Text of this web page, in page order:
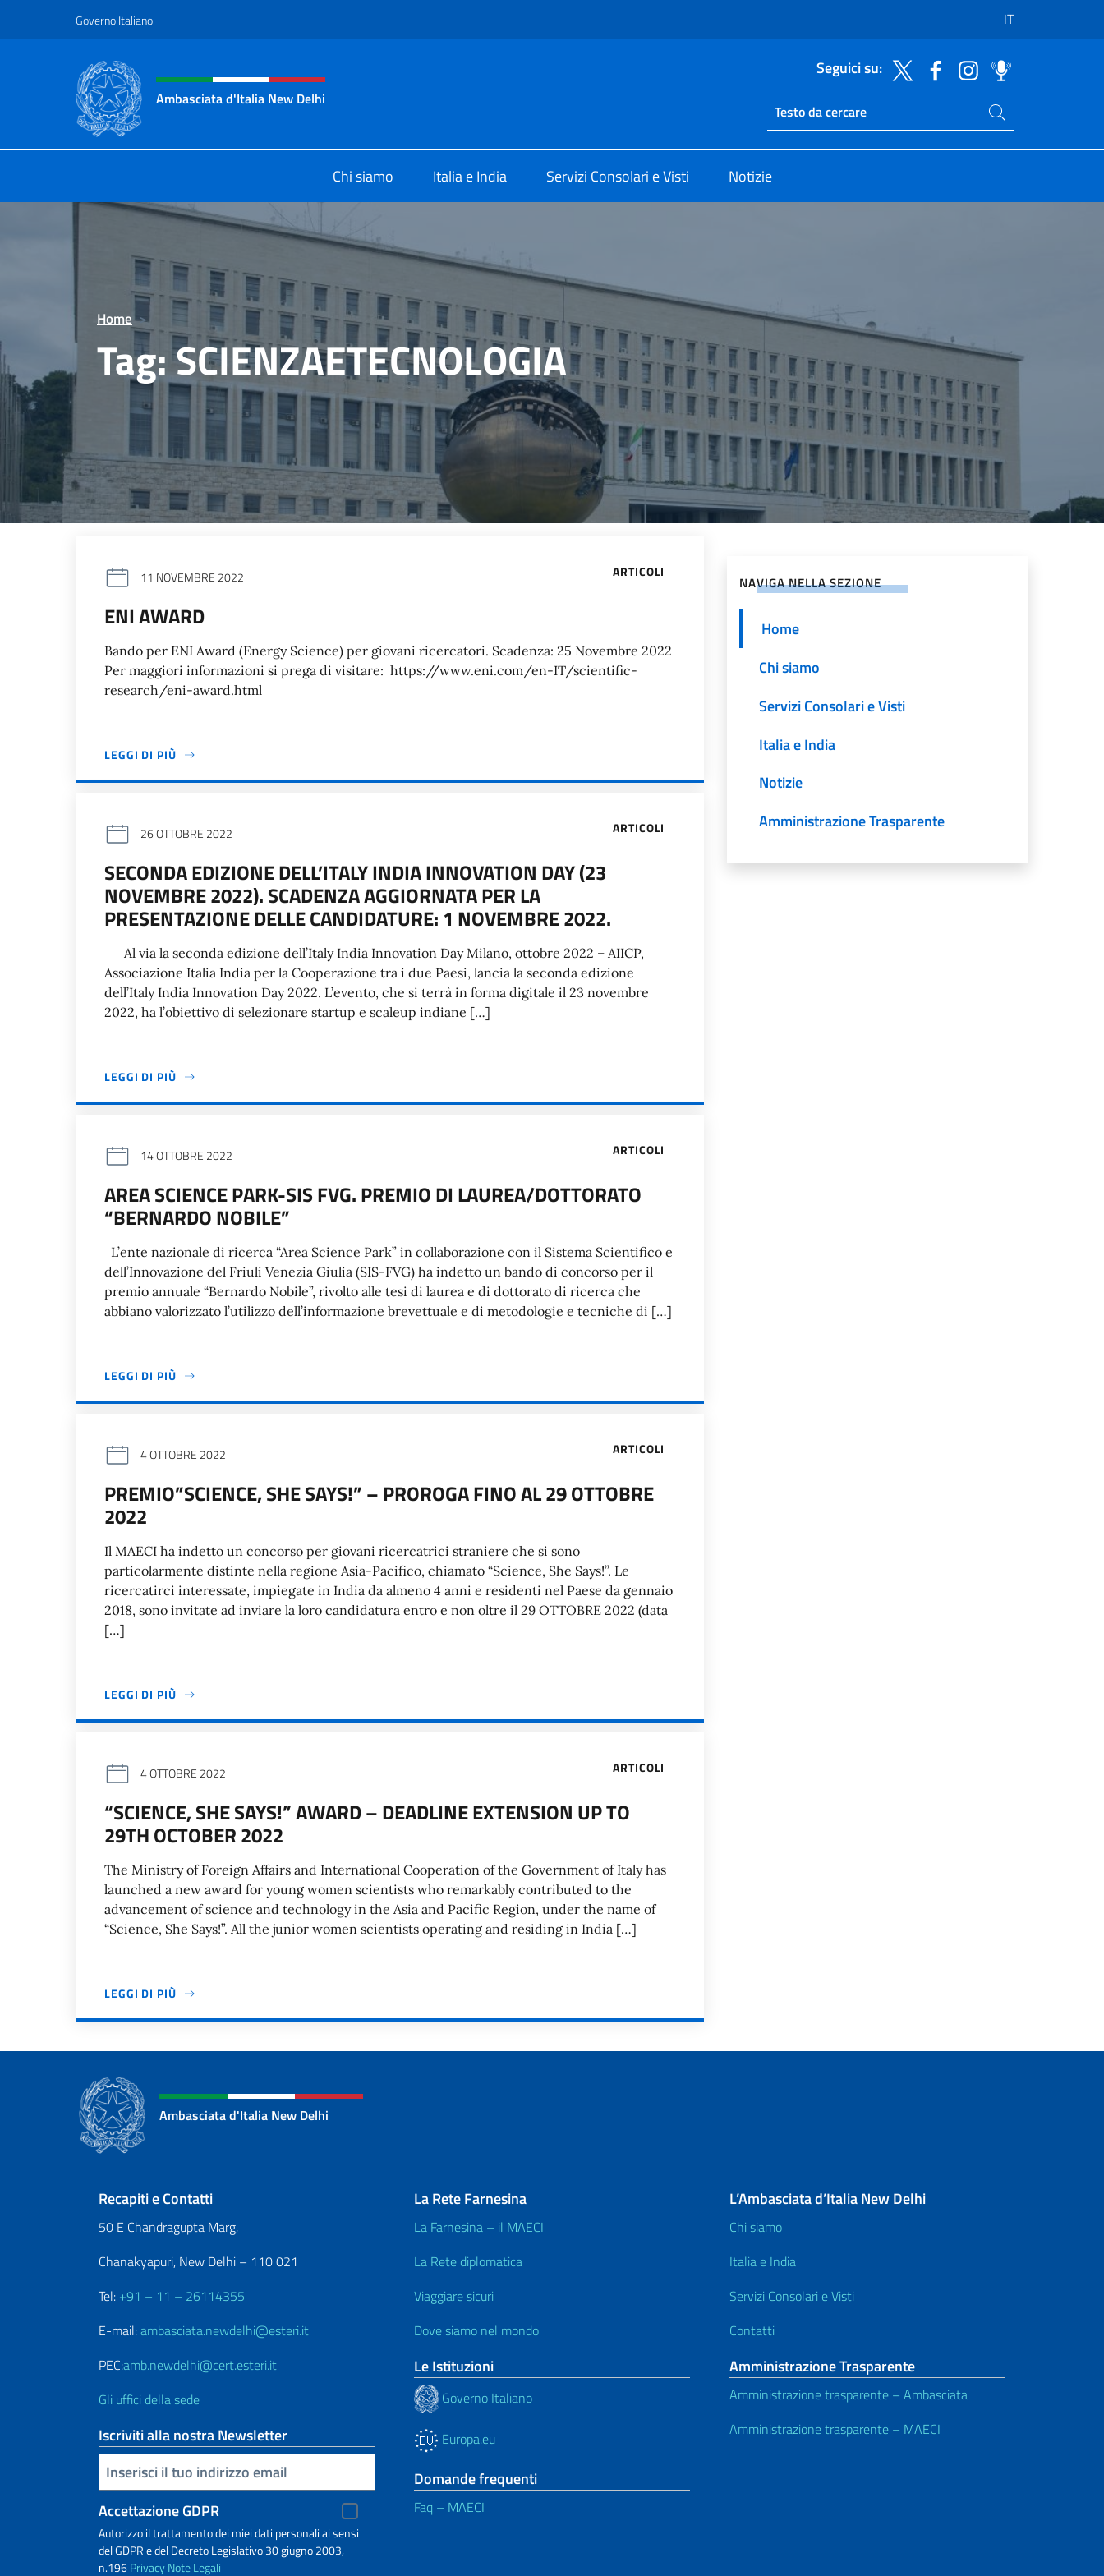
Governo Italiano IT
Intestazione sito, social e menù
Ambasciata d'Italia New Delhi
Seguici su:
Ricerca sito live
Cerca nel sito
Chi siamo Italia e India Servizi Consolari e Visti Notizie
Home >
Tag:SCIENZAETECNOLOGIA
ARTICOLI
11 NOVEMBRE 2022
ENI AWARD
Bando per ENI Award (Energy Science) per giovani ricercatori. Scadenza: 25 Novembre 2022
Per maggiori informazioni si prega di visitare: https://www.eni.com/en-IT/scientific-
research/eni-award.html
LEGGI DI PIÙ
ARTICOLI
26 OTTOBRE 2022
SECONDA EDIZIONE DELL’ITALY INDIA INNOVATION DAY (23
NOVEMBRE 2022). SCADENZA AGGIORNATA PER LA
PRESENTAZIONE DELLE CANDIDATURE: 1 NOVEMBRE 2022.
Al via la seconda edizione dell’Italy India Innovation Day Milano, ottobre 2022 – AIICP,
Associazione Italia India per la Cooperazione tra i due Paesi, lancia la seconda edizione
dell’Italy India Innovation Day 2022. L’evento, che si terrà in forma digitale il 23 novembre
2022, ha l’obiettivo di selezionare startup e scaleup indiane […]
LEGGI DI PIÙ
ARTICOLI
14 OTTOBRE 2022
AREA SCIENCE PARK-SIS FVG. PREMIO DI LAUREA/DOTTORATO
“BERNARDO NOBILE”
L’ente nazionale di ricerca “Area Science Park” in collaborazione con il Sistema Scientifico e
dell’Innovazione del Friuli Venezia Giulia (SIS-FVG) ha indetto un bando di concorso per il
premio annuale “Bernardo Nobile”, rivolto alle tesi di laurea e di dottorato di ricerca che
abbiano valorizzato l’utilizzo dell’informazione brevettuale e di metodologie e tecniche di […]
LEGGI DI PIÙ
ARTICOLI
4 OTTOBRE 2022
PREMIO”SCIENCE, SHE SAYS!” – PROROGA FINO AL 29 OTTOBRE
2022
Il MAECI ha indetto un concorso per giovani ricercatrici straniere che si sono
particolarmente distinte nella regione Asia-Pacifico, chiamato “Science, She Says!”. Le
ricercatirci interessate, impiegate in India da almeno 4 anni e residenti nel Paese da gennaio
2018, sono invitate ad inviare la loro candidatura entro e non oltre il 29 OTTOBRE 2022 (data
[…]
LEGGI DI PIÙ
ARTICOLI
4 OTTOBRE 2022
“SCIENCE, SHE SAYS!” AWARD – DEADLINE EXTENSION UP TO
29TH OCTOBER 2022
The Ministry of Foreign Affairs and International Cooperation of the Government of Italy has
launched a new award for young women scientists who remarkably contributed to the
advancement of science and technology in the Asia and Pacific Region, under the name of
“Science, She Says!”. All the junior women scientists operating and residing in India […]
LEGGI DI PIÙ
Paginazione
NAVIGA NELLA SEZIONE
Home
Chi siamo
Servizi Consolari e Visti
Italia e India
Notizie
Amministrazione Trasparente
Ambasciata d'Italia New Delhi
Sezione footer
Recapiti e Contatti
50 E Chandragupta Marg,
Chanakyapuri, New Delhi – 110 021
Tel: +91 – 11 – 26114355
E-mail:ambasciata.newdelhi@esteri.it
PEC:amb.newdelhi@cert.esteri.it
Gli uffici della sede
Iscriviti alla nostra Newsletter
Inserisci la tua email
Accettazione GDPR
Autorizzo il trattamento dei miei dati personali ai sensi
del GDPR e del Decreto Legislativo 30 giugno 2003,
n.196PrivacyNote Legali
La Rete Farnesina
La Farnesina – il MAECI
La Rete diplomatica
Viaggiare sicuri
Dove siamo nel mondo
Le Istituzioni
Governo Italiano
Europa.eu
Domande frequenti
Faq – MAECI
L’Ambasciata d’Italia New Delhi
Chi siamo
Italia e India
Servizi Consolari e Visti
Contatti
Amministrazione Trasparente
Amministrazione trasparente – Ambasciata
Amministrazione trasparente – MAECI